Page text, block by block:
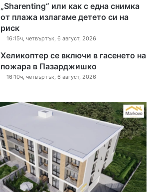
„Sharenting“ или как с една снимка
от плажа излагаме детето си на
риск
16:15ч, четвъртък, 6 август, 2026
Хеликоптер се включи в гасенето на
пожара в Пазарджишко
16:10ч, четвъртък, 6 август, 2026